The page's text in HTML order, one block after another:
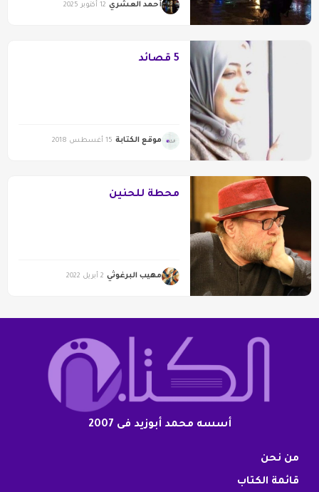
أحمد العشري 12 أكتوبر 2025
5 قصائد
موقع الكتابة 15 أغسطس 2018
محطة للحنين
مهيب البرغوثي 2 أبريل 2022
أسسه محمد أبوزيد فى 2007
من نحن
قائمة الكتاب